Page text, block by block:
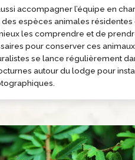
accompagner l’équipe en
espèces animales résidentes
les comprendre et de
pour conserver ces animaux,
se lance régulièrement
autour du lodge pour